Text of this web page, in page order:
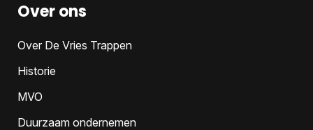
Over ons
Over De Vries Trappen
Historie
MVO
Duurzaam ondernemen